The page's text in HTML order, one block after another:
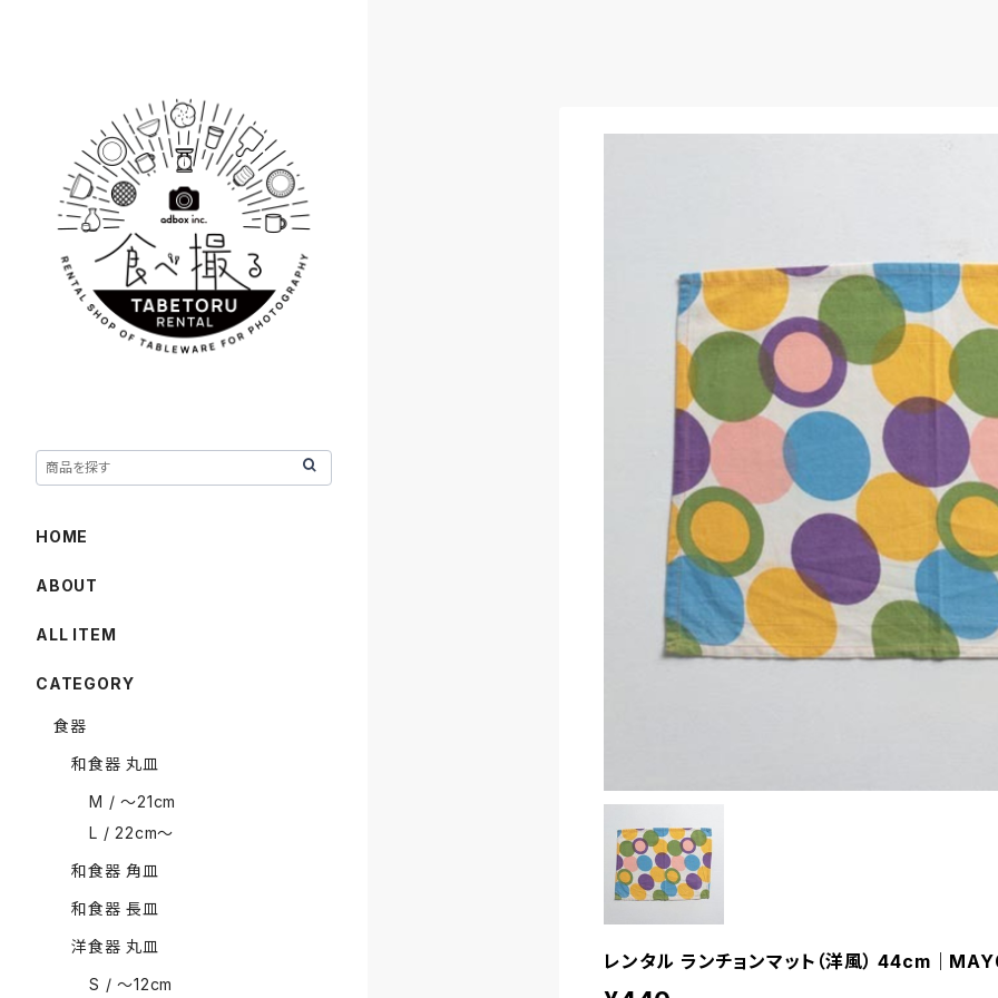
レンタル ランチョンマット（洋風） 44cm｜
HOME
ABOUT
ALL ITEM
CATEGORY
食器
和食器 丸皿
M / 〜21cm
L / 22cm〜
和食器 角皿
和食器 長皿
洋食器 丸皿
S / 〜12cm